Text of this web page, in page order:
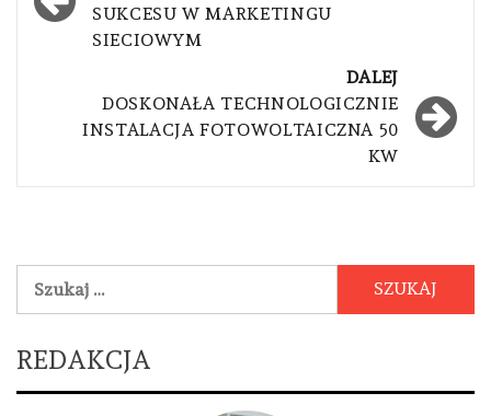
SUKCESU W MARKETINGU
SIECIOWYM
DALEJ
DOSKONAŁA TECHNOLOGICZNIE
INSTALACJA FOTOWOLTAICZNA 50
KW
REDAKCJA